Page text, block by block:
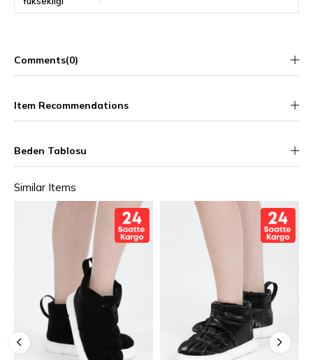
Comments(0)
Item Recommendations
Beden Tablosu
Similar Items